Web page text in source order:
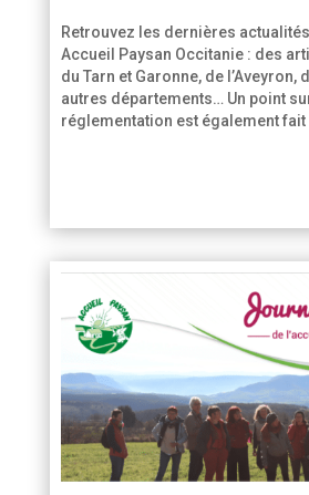
Retrouvez les dernières
Accueil Paysan Occitanie : des
du Tarn et Garonne, de l’Aveyron,
autres départements… Un point
réglementation est également fait